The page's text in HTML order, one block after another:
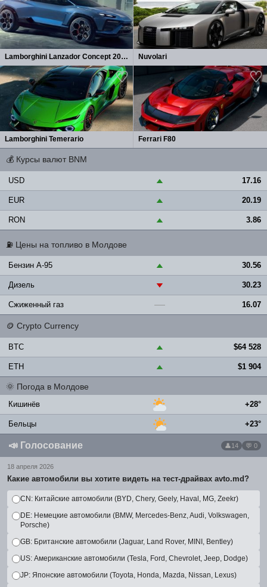
Lamborghini Lanzador Concept 2026 Nuvolari
Lamborghini Temerario Ferrari F80
💰 Курсы валют BNM
USD ▲ 17.16
EUR ▲ 20.19
RON ▲ 3.86
⛽ Цены на топливо в Молдове
Бензин A-95 ▲ 30.56
Дизель ▼ 30.23
Сжиженный газ — 16.07
🪙 Crypto Currency
BTC ▲ $64 528
ETH ▲ $1 904
🌞 Погода в Молдове
Кишинёв +28°
Бельцы +23°
📣 Голосование 14 💬 0
18 апреля 2026
Какие автомобили вы хотите видеть на тест-драйвах avto.md?
CN: Китайские автомобили (BYD, Chery, Geely, Haval, MG, Zeekr)
DE: Немецкие автомобили (BMW, Mercedes-Benz, Audi, Volkswagen,
Porsche)
GB: Британские автомобили (Jaguar, Land Rover, MINI, Bentley)
US: Американские автомобили (Tesla, Ford, Chevrolet, Jeep, Dodge)
JP: Японские автомобили (Toyota, Honda, Mazda, Nissan, Lexus)